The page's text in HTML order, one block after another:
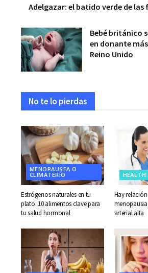
Adelgazar: el batido verde de las
Bebé británico
en donante
Reino Unido
No te lo pierdas
MENOPAUSEA O
CLIMATERIO
Estrógenos naturales en tu
plato: 10 alimentos clave para
tu salud hormonal
HEALTH
Hay
arterial alta